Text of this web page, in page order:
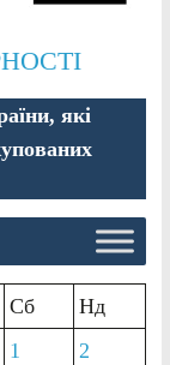
які
Сб
Нд
1
2